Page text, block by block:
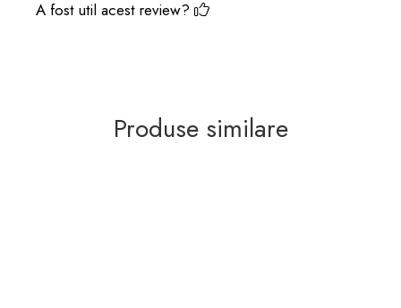
A fost util acest review?
Produse similare